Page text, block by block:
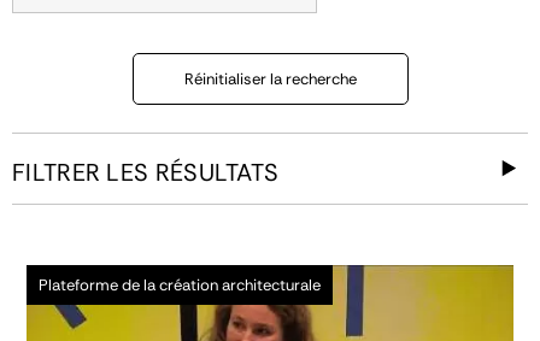
Réinitialiser la recherche
FILTRER LES RÉSULTATS
Plateforme de la création architecturale